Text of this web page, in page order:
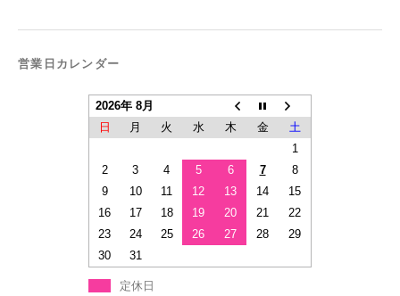
営業日カレンダー
2026年 8月
日
月 火 水 木 金
土
1
2
3 4 5 6 7
8
9
10 11 12 13 14
15
16
17 18 19 20 21
22
23
24 25 26 27 28
29
30
31
定休日